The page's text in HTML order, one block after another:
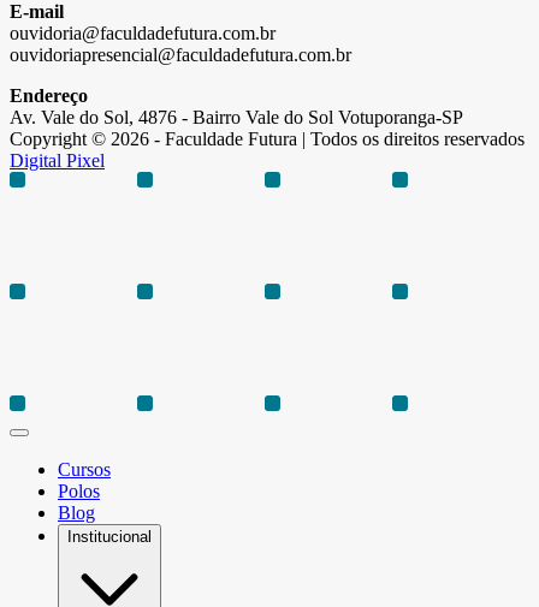
E-mail
ouvidoria@faculdadefutura.com.br
ouvidoriapresencial@faculdadefutura.com.br
Endereço
Av. Vale do Sol, 4876 - Bairro Vale do Sol Votuporanga-SP
Copyright © 2026 - Faculdade Futura | Todos os direitos reservados
Digital Pixel
Cursos
Polos
Blog
Institucional